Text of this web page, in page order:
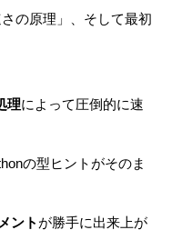
の原理」、そして最初
理によって圧倒的に速
の型ヒントがそのま
ント が勝手に出来上が